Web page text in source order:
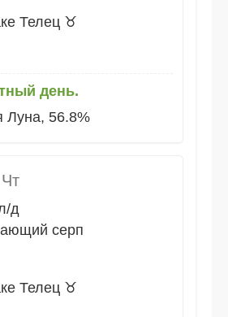
Телец ♉
день.
56.8%
Чт
д
серп
Телец ♉